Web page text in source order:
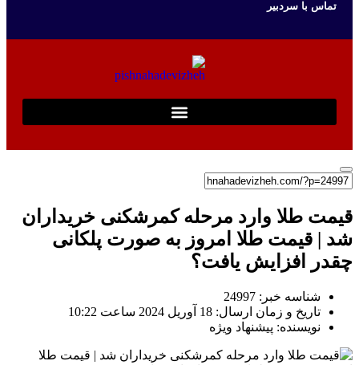
تماس با سردبیر
قیمت طلا وارد مرحله کمرشکنی خریداران
شد | قیمت طلا امروز به صورت پلکانی
چقدر افزایش یافت؟
شناسه خبر: 24997
تاریخ و زمان ارسال: 18 آوریل 2024 ساعت 10:22
نویسنده: پیشنهاد ویژه